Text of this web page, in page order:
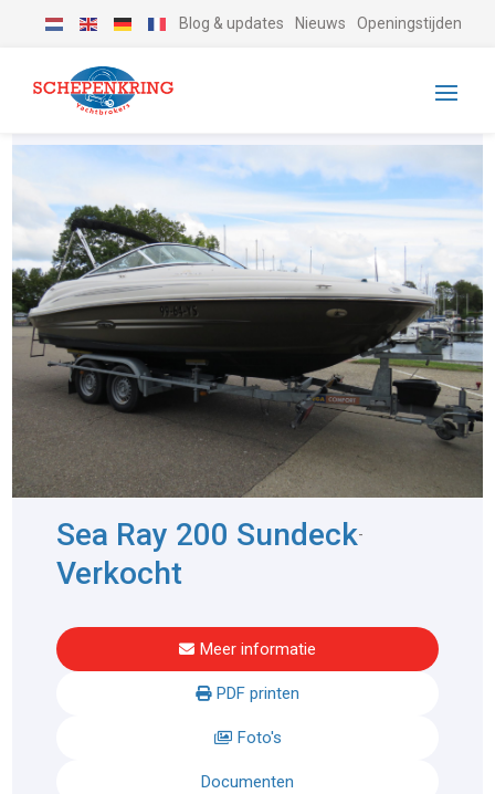
Blog & updates Nieuws Openingstijden
Sea Ray 200 Sundeck-
Verkocht
Meer informatie
PDF printen
Foto's
Documenten